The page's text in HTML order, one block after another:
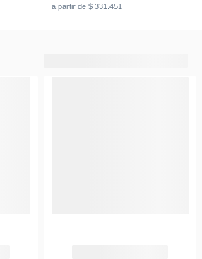
a partir de $ 331.451